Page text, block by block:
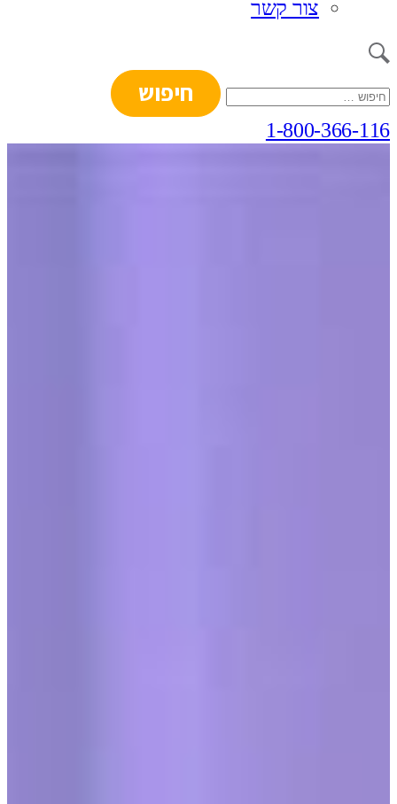
צור קשר
חיפוש:
1-800-366-116